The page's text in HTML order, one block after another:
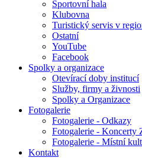
Sportovní hala
Klubovna
Turistický servis v
Ostatní
YouTube
Facebook
Spolky a organizace
Otevírací doby institucí
Služby, firmy a živnosti
Spolky a Organizace
Fotogalerie
Fotogalerie - Odkazy
Fotogalerie - Koncerty
Fotogalerie - Místní
Kontakt